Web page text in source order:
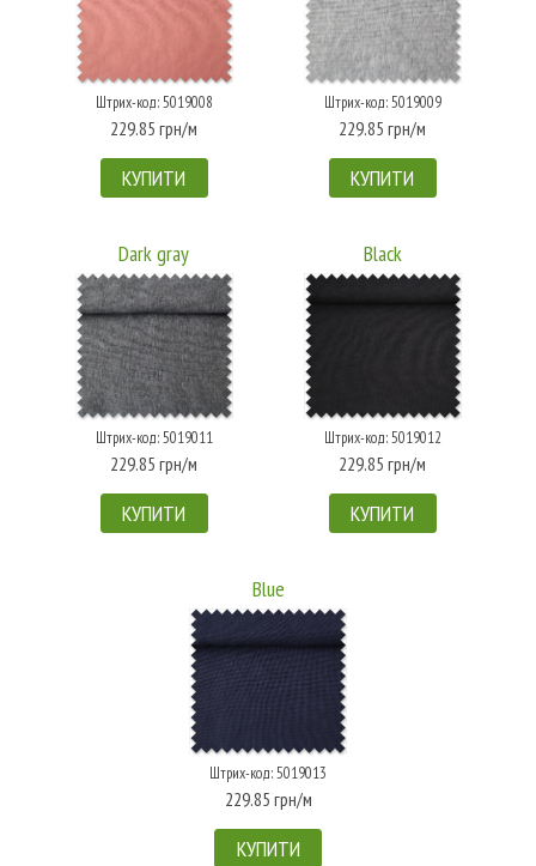
Штрих-код: 5019008
229.85 грн/м
КУПИТИ
Штрих-код: 5019009
229.85 грн/м
КУПИТИ
Dark gray
Штрих-код: 5019011
229.85 грн/м
КУПИТИ
Black
Штрих-код: 5019012
229.85 грн/м
КУПИТИ
Blue
Штрих-код: 5019013
229.85 грн/м
КУПИТИ